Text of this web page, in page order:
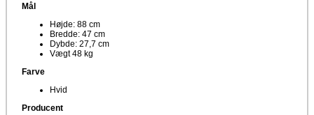
Mål
Højde: 88 cm
Bredde: 47 cm
Dybde: 27,7 cm
Vægt 48 kg
Farve
Hvid
Producent